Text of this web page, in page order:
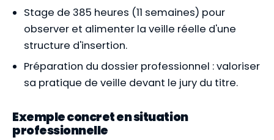
Stage de 385 heures (11 semaines) pour
observer et alimenter la veille réelle d'une
structure d'insertion.
Préparation du dossier professionnel : valoriser
sa pratique de veille devant le jury du titre.
Exemple concret en situation
professionnelle